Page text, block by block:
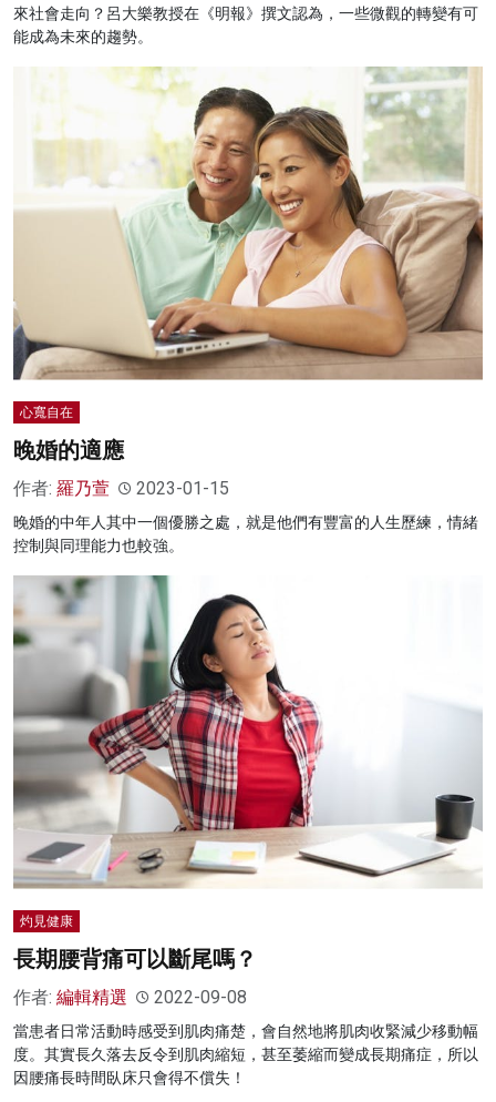
來社會走向？呂大樂教授在《明報》撰文認為，一些微觀的轉變有可
能成為未來的趨勢。
心寬自在
晚婚的適應
作者: 羅乃萱 2023-01-15
晚婚的中年人其中一個優勝之處，就是他們有豐富的人生歷練，情緒
控制與同理能力也較強。
灼見健康
長期腰背痛可以斷尾嗎？
作者: 編輯精選 2022-09-08
當患者日常活動時感受到肌肉痛楚，會自然地將肌肉收緊減少移動幅
度。其實長久落去反令到肌肉縮短，甚至萎縮而變成長期痛症，所以
因腰痛長時間臥床只會得不償失！